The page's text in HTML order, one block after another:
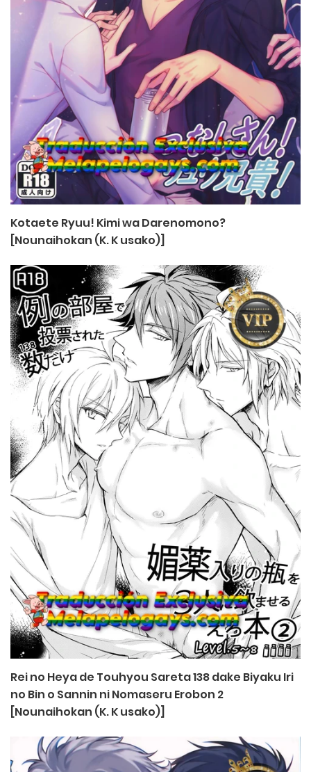
Kotaete Ryuu! Kimi wa Darenomono?
[Nounaihokan (K. K usako)]
Rei no Heya de Touhyou Sareta 138 dake Biyaku Iri
no Bin o Sannin ni Nomaseru Erobon 2
[Nounaihokan (K. K usako)]